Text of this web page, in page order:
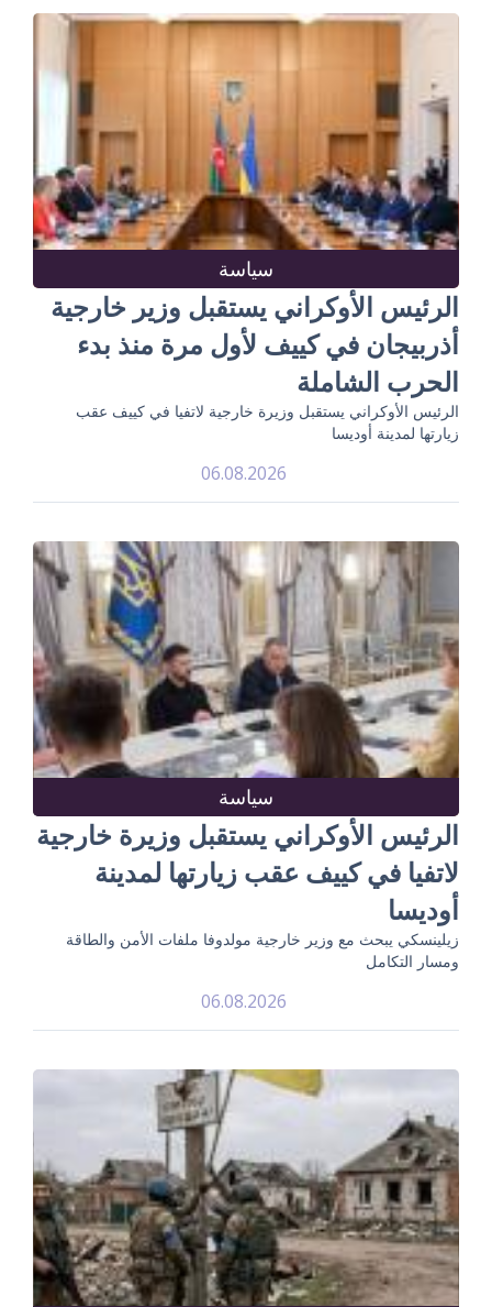
سياسة
الرئيس الأوكراني يستقبل وزير خارجية
أذربيجان في كييف لأول مرة منذ بدء
الحرب الشاملة
الرئيس الأوكراني يستقبل وزيرة خارجية لاتفيا في كييف عقب
زيارتها لمدينة أوديسا
06.08.2026
سياسة
الرئيس الأوكراني يستقبل وزيرة خارجية
لاتفيا في كييف عقب زيارتها لمدينة
أوديسا
زيلينسكي يبحث مع وزير خارجية مولدوفا ملفات الأمن والطاقة
ومسار التكامل
06.08.2026